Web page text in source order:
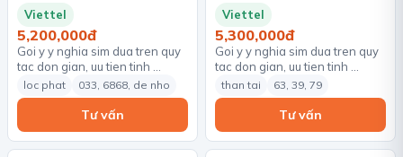
Viettel
5,200,000đ
Goi y y nghia sim dua tren quy
tac don gian, uu tien tinh …
loc phat 033, 6868, de nho
Tư vấn
Viettel
5,300,000đ
Goi y y nghia sim dua tren quy
tac don gian, uu tien tinh …
than tai 63, 39, 79
Tư vấn